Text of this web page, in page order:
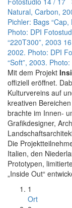
Natural, Carbon,
Pichler: Bags
Photo: DPI
“220T300”, 2003
2002. Photo: DPI
“Soft”, 2003.
Mit dem Projekt
offiziell eröffnet.
Kulturvereins auf
kreativen
brachte im Innen-
Grafikdesigner,
Die
Italien, den
Prototypen,
„Inside Out“
1
Ort